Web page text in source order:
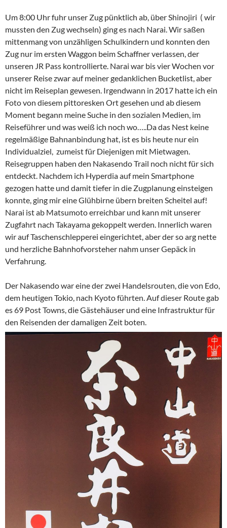
Um 8:00 Uhr fuhr unser Zug pünktlich ab, über Shinojiri ( wir
mussten den Zug wechseln) ging es nach Narai. Wir saßen
mittenmang von unzähligen Schulkindern und konnten den
Zug nur im ersten Waggon beim Schaffner verlassen, der
unseren JR Pass kontrollierte. Narai war bis vier Wochen vor
unserer Reise zwar auf meiner gedanklichen Bucketlist, aber
nicht im Reiseplan gewesen. Irgendwann in 2017 hatte ich ein
Foto von diesem pittoresken Ort gesehen und ab diesem
Moment begann meine Suche in den sozialen Medien, im
Reiseführer und was weiß ich noch wo…..Da das Nest keine
regelmäßige Bahnanbindung hat, ist es bis heute nur ein
Individualziel, zumeist für Diejenigen mit Mietwagen.
Reisegruppen haben den Nakasendo Trail noch nicht für sich
entdeckt. Nachdem ich Hyperdia auf mein Smartphone
gezogen hatte und damit tiefer in die Zugplanung einsteigen
konnte, ging mir eine Glühbirne übern breiten Scheitel auf!
Narai ist ab Matsumoto erreichbar und kann mit unserer
Zugfahrt nach Takayama gekoppelt werden. Innerlich waren
wir auf Taschenschlepperei eingerichtet, aber der so arg nette
und herzliche Bahnhofvorsteher nahm unser Gepäck in
Verfahrung.
Der Nakasendo war eine der zwei Handelsrouten, die von Edo,
dem heutigen Tokio, nach Kyoto führten. Auf dieser Route gab
es 69 Post Towns, die Gästehäuser und eine Infrastruktur für
den Reisenden der damaligen Zeit boten.